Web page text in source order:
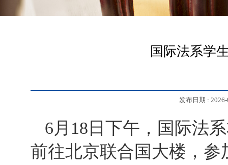
国际法系学
发布日期 :
6月18日下午，国际法
前往北京联合国大楼，